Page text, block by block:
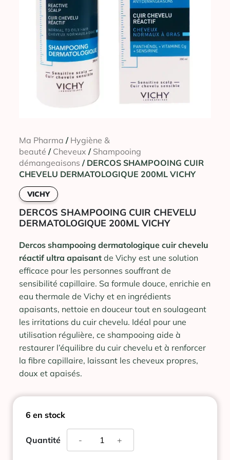
Ma Pharma / Hygiène &
beauté / Cheveux / Shampooing
démangeaisons / DERCOS SHAMPOOING CUIR
CHEVELU DERMATOLOGIQUE 200ML VICHY
VICHY
DERCOS SHAMPOOING CUIR CHEVELU
DERMATOLOGIQUE 200ML VICHY
Dercos shampooing dermatologique cuir chevelu
réactif ultra apaisant de Vichy est une solution
efficace pour les personnes souffrant de
sensibilité capillaire. Sa formule douce, enrichie en
eau thermale de Vichy et en ingrédients
apaisants, nettoie en douceur tout en soulageant
les irritations du cuir chevelu. Idéal pour une
utilisation régulière, ce shampooing aide à
restaurer l’équilibre du cuir chevelu et à renforcer
la fibre capillaire, laissant les cheveux propres,
doux et apaisés.
6 en stock
Quantité +
quantité
-